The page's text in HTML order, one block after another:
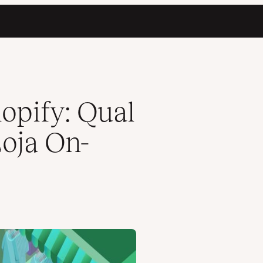
Qual
On-